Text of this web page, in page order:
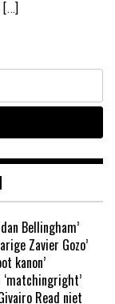
Bellingham’
Zavier Gozo’
kanon’
Read niet